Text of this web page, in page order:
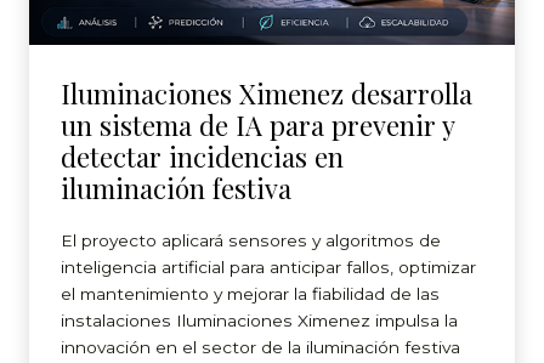
Iluminaciones Ximenez desarrolla
un sistema de IA para prevenir y
detectar incidencias en
iluminación festiva
El proyecto aplicará sensores y algoritmos de
inteligencia artificial para anticipar fallos, optimizar
el mantenimiento y mejorar la fiabilidad de las
instalaciones Iluminaciones Ximenez impulsa la
innovación en el sector de la iluminación festiva